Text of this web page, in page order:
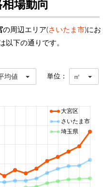
場動向
の周辺エリア(さいたま市)にお
下の通りです。
均値 単位： ㎡
大宮区
さいたま市
埼玉県